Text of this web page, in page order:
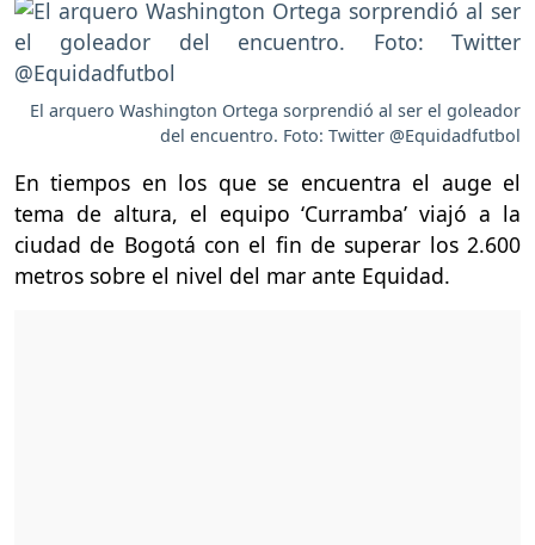
El arquero Washington Ortega sorprendió al ser el goleador
del encuentro. Foto: Twitter @Equidadfutbol
En tiempos en los que se encuentra el auge el
tema de altura, el equipo ‘Curramba’ viajó a la
ciudad de Bogotá con el fin de superar los 2.600
metros sobre el nivel del mar ante Equidad.